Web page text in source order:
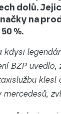
dolů.
na
%.
BZP
klesl